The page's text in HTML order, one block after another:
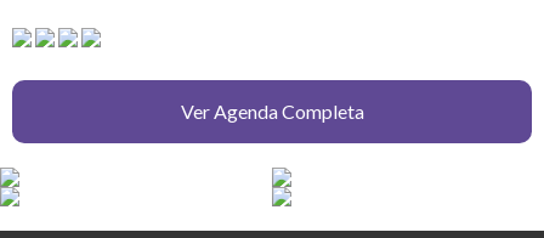
Ver Agenda Completa